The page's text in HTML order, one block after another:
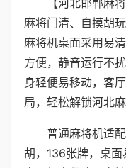
麻将门清、自摸胡
麻将机桌面采用易
方便，静音运行不
身轻便易移动，客
局，轻松解锁河北麻
普通麻将机适
胡，136张牌，桌